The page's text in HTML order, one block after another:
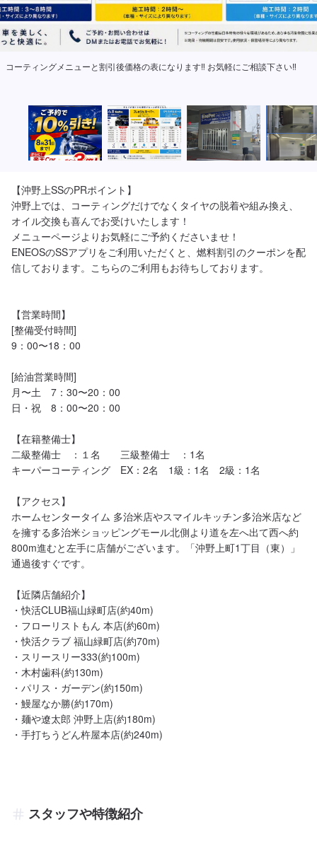
2025年４月 コーティングブース新設!! コーティングはブース内で施工します🚗
【沖野上SSのPRポイント】
沖野上では、コーティングだけでなくタイヤの脱着や組み換え、
オイル交換も喜んでお受けいたします！
メニューページよりお気軽にご予約くださいませ！
ENEOSのSSアプリをご利用いただくと、燃料割引のクーポンを配
信しております。こちらのご利用もお待ちしております。
【営業時間】
[整備受付時間]
9：00〜18：00
[給油営業時間]
月〜土　7：30〜20：00
日・祝　8：00〜20：00
【在籍整備士】
二級整備士　：１名　　三級整備士　：1名
キーパーコーティング　EX：2名　1級：1名　2級：1名
【アクセス】
ホームセンタータイム 多治米店やスマイルキッチン多治米店など
を擁する多治米ショッピングモール北側より道を左へ出て西へ約
800m進むと左手に店舗がございます。「沖野上町1丁目（東）」
通過後すぐです。
【近隣店舗紹介】
・快活CLUB福山緑町店(約40m)
・フローリストもん 本店(約60m)
・快活クラブ 福山緑町店(約70m)
・スリースリー333(約100m)
・木村歯科(約130m)
・パリス・ガーデン(約150m)
・鰻屋なか勝(約170m)
・麺や遼太郎 沖野上店(約180m)
・手打ちうどん杵屋本店(約240m)
スタッフや特徴紹介